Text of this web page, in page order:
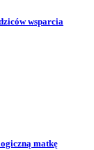
wsparcia
matkę